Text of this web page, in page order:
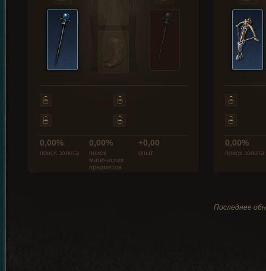
0,00%
поиск золота
0,00%
поиск
магических
предметов
+0,00
опыт
0,00%
поиск золота
Последнее